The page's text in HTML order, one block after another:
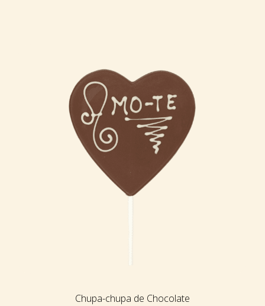
Chupa-chupa de Chocolate